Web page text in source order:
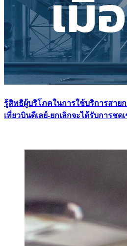
รู้สิทธิผู้บริโภคในการใช้บริการสาย
เที่ยวบินดีเลย์-ยกเลิกจะได้รับการชด